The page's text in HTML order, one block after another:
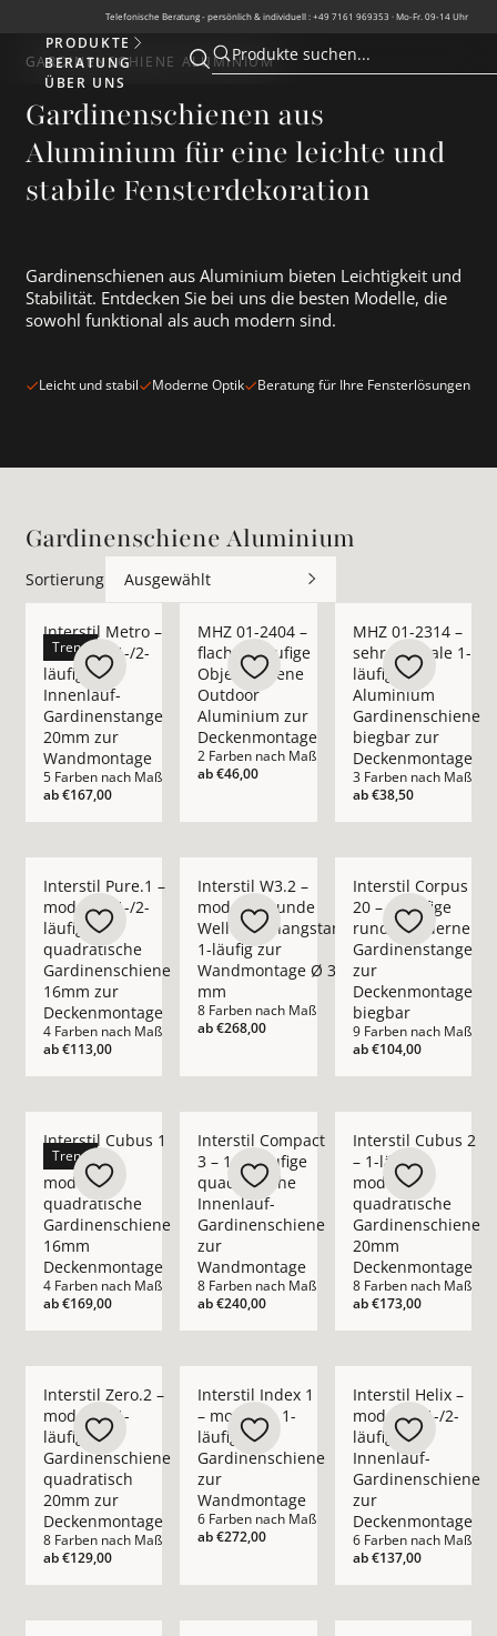
Telefonische Beratung - persönlich & individuell : +49 7161 969353 · Mo-Fr. 09-14 Uhr
Produkte
PRODUKTE
BERATUNG
ÜBER UNS
Suche öffnen
Suche öffnen
Produkte suchen...
GARDINENSCHIENE ALUMINIUM
Gardinenschienen aus
Aluminium für eine leichte und
stabile Fensterdekoration
Gardinenschienen aus Aluminium bieten Leichtigkeit und
Stabilität. Entdecken Sie bei uns die besten Modelle, die
sowohl funktional als auch modern sind.
Leicht und stabil Moderne Optik Beratung für Ihre Fensterlösungen
Gardinenschiene Aluminium
Sortierung Ausgewählt
Trend
Interstil Metro –
moderne 1-/2-
läufige
Innenlauf-
Gardinenstange
20mm zur
Wandmontage
5 Farben nach Maß
ab€167,00
MHZ 01-2404 –
flache 1-läufige
Objektschiene
Outdoor
Aluminium zur
Deckenmontage
2 Farben nach Maß
ab€46,00
MHZ 01-2314 –
sehr schmale 1-
läufige
Aluminium
Gardinenschiene
biegbar zur
Deckenmontage
3 Farben nach Maß
ab€38,50
Interstil Pure.1 –
moderne 1-/2-
läufige
quadratische
Gardinenschiene
16mm zur
Deckenmontage
4 Farben nach Maß
ab€113,00
Interstil W3.2 –
moderne runde
Wellenvorhangstange
1-läufig zur
Wandmontage Ø 30
mm
8 Farben nach Maß
ab€268,00
Interstil Corpus
20 – 1-läufige
runde moderne
Gardinenstange
zur
Deckenmontage
biegbar
9 Farben nach Maß
ab€104,00
Trend
Interstil Cubus 1
– 1-läufige
moderne
quadratische
Gardinenschiene
16mm
Deckenmontage
4 Farben nach Maß
ab€169,00
Interstil Compact
3 – 1-/2-läufige
quadratische
Innenlauf-
Gardinenschiene
zur
Wandmontage
8 Farben nach Maß
ab€240,00
Interstil Cubus 2
– 1-läufige
moderne
quadratische
Gardinenschiene
20mm
Deckenmontage
8 Farben nach Maß
ab€173,00
Interstil Zero.2 –
moderne 1-
läufige
Gardinenschiene
quadratisch
20mm zur
Deckenmontage
8 Farben nach Maß
ab€129,00
Interstil Index 1
– moderne 1-
läufige
Gardinenschiene
zur
Wandmontage
6 Farben nach Maß
ab€272,00
Interstil Helix –
moderne 1-/2-
läufige
Innenlauf-
Gardinenschiene
zur
Deckenmontage
6 Farben nach Maß
ab€137,00